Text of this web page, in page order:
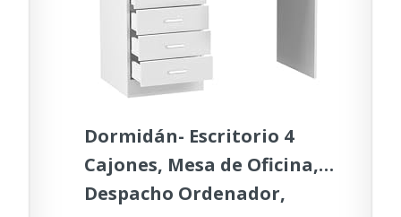
Dormidán- Escritorio 4
Cajones, Mesa de Oficina,
Despacho Ordenador,